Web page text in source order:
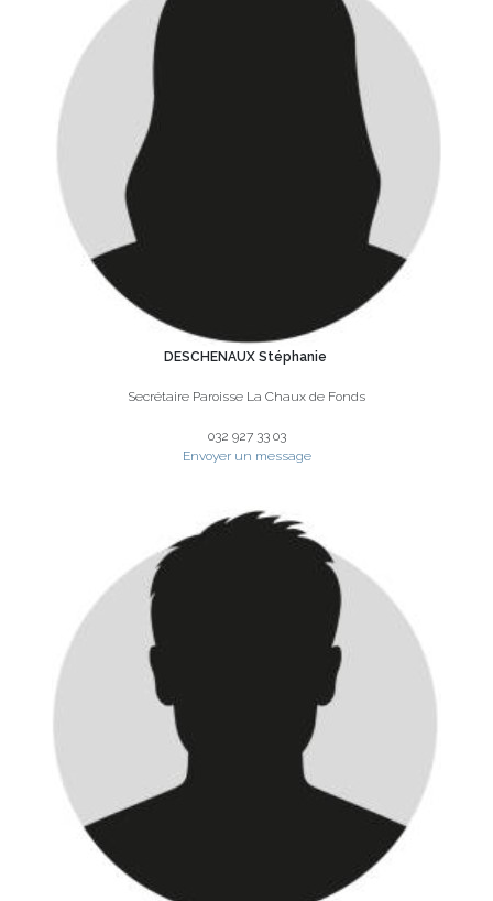
DESCHENAUX Stéphanie
Secrétaire Paroisse La Chaux de Fonds
032 927 33 03
Envoyer un message